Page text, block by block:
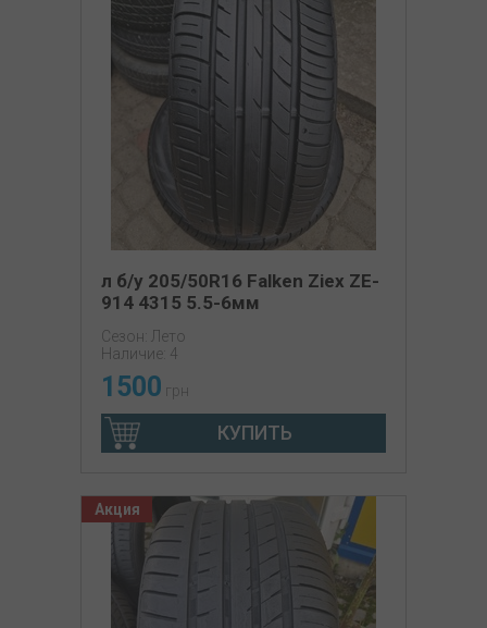
л б/у 205/50R16 Falken Ziex ZE-
914 4315 5.5-6мм
Сезон: Лето
Наличие: 4
1500 грн
КУПИТЬ
Акция